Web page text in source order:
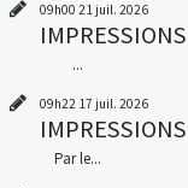
09h00 21 juil. 2026
...
09h22 17 juil. 2026
Par le...